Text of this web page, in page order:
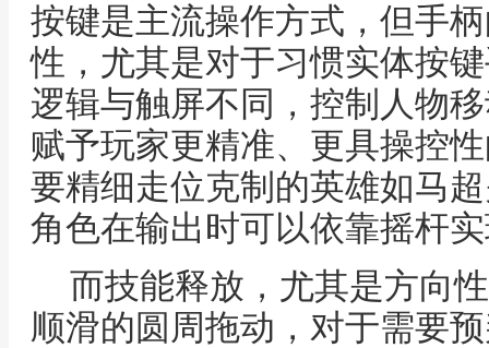
按键是主流操作方式，但手
性，尤其是对于习惯实体按
逻辑与触屏不同，控制人物
赋予玩家更精准、更具操控
要精细走位克制的英雄如马
角色在输出时可以依靠摇杆
而技能释放，尤其是方向
顺滑的圆周拖动，对于需要